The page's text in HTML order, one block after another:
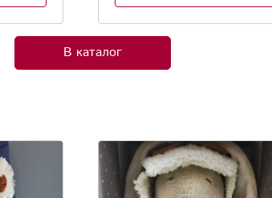
В каталог